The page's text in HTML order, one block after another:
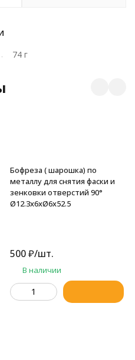
74 г
Бофреза ( шарошка) по
металлу для снятия фаски и
зенковки отверстий 90°
Ø12.3x6xØ6x52.5
500 ₽/шт.
В наличии